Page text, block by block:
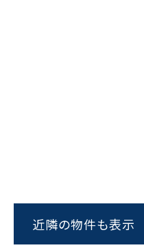
スムーズ
近隣の物件も表示